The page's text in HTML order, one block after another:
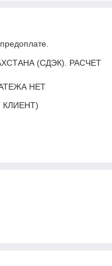
(СДЭК). РАСЧЕТ
НЕТ
КЛИЕНТ)